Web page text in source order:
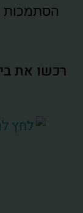
הסתמכות
רכשו את